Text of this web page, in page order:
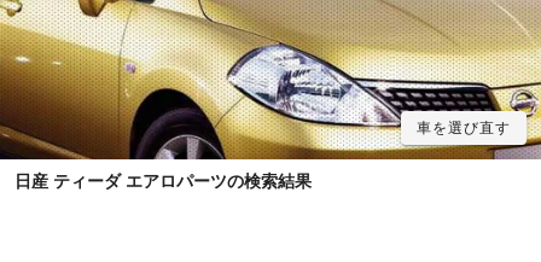
車を選び直す
日産 ティーダ エアロパーツの検索結果